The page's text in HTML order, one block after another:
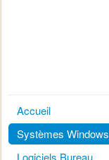
Accueil
Systèmes Windows
Logiciels Bureau